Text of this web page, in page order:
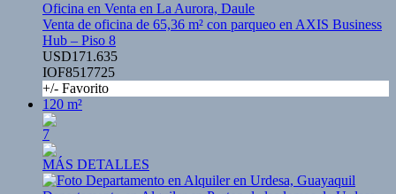
Oficina en Venta en La Aurora, Daule
Venta de oficina de 65,36 m² con parqueo en AXIS Business
Hub – Piso 8
USD171.635
IOF8517725
+/- Favorito
120 m²
7
MÁS DETALLES